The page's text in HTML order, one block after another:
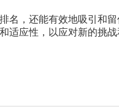
名，还能有效地吸引和
适应性，以应对新的挑战